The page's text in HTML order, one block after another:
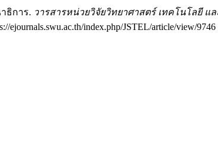
าธิการ. วารสารหน่วยวิจัยวิทยาศาสตร์ เทคโนโลยี และสิ่
ejournals.swu.ac.th/index.php/JSTEL/article/view/9746